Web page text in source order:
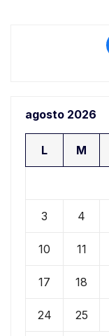
agosto 2026
L M
3 4
10 11
17 18
24 25